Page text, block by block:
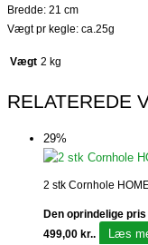
Bredde: 21 cm
Vægt pr kegle: ca.25g
Vægt 2 kg
RELATEREDE
29%
2 stk Cornhole
Den oprindelige
499,00 kr..
Læs